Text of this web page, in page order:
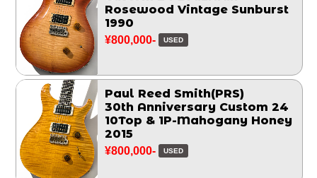
Rosewood Vintage Sunburst
1990
¥800,000- USED
Paul Reed Smith(PRS)
30th Anniversary Custom 24
10Top & 1P-Mahogany Honey
2015
¥800,000- USED